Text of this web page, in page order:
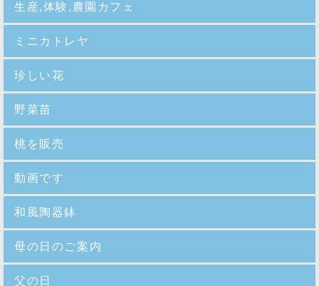
生産,体験,農園カフェ
ミニカトレヤ
珍しい花
野菜苗
桃を販売
動画です
和風陶器鉢
母の日のご案内
父の日